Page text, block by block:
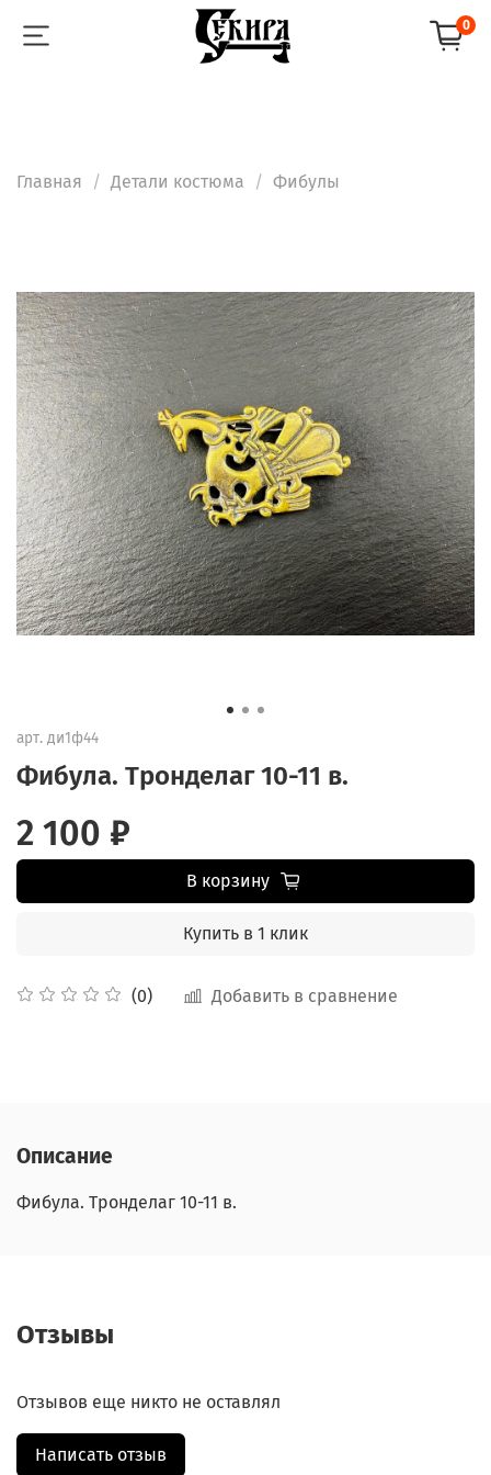
0
Главная Детали костюма Фибулы
арт. ди1ф44
Фибула. Тронделаг 10-11 в.
(0) Добавить в сравнение
2 100 ₽
В корзину
Купить в 1 клик
Описание
Фибула. Тронделаг 10-11 в.
Отзывы
Отзывов еще никто не оставлял
Написать отзыв